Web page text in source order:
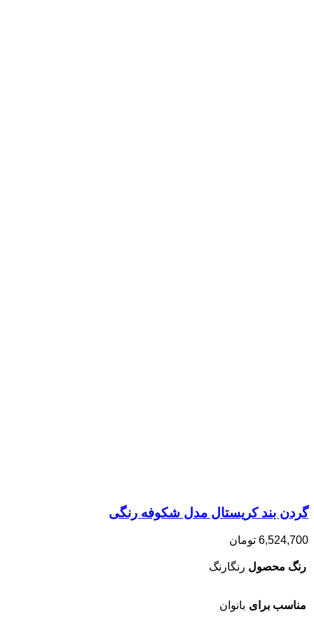
گردن بند کریستال مدل شکوفه رنگی
6,524,700 تومان
رنگ محصول رنگارنگ
مناسب برای بانوان